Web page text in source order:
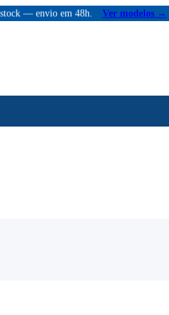
stock — envio em 48h. Ver modelos →